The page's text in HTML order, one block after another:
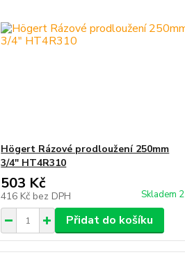
Högert Rázové prodloužení 250mm
3/4" HT4R310
503 Kč
416 Kč bez DPH Skladem 2
Přidat do košíku